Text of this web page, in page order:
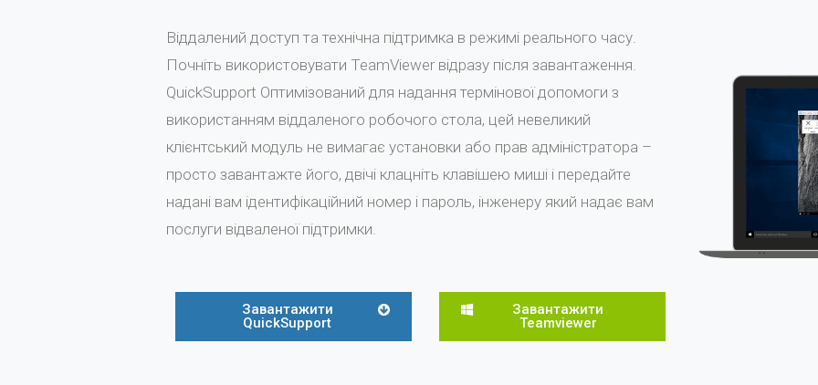
Віддалений доступ та технічна підтримка в режимі реального часу.
Почніть використовувати TeamViewer відразу після завантаження.
QuickSupport Оптимізований для надання термінової допомоги з
використанням віддаленого робочого стола, цей невеликий
клієнтський модуль не вимагає установки або прав адміністратора –
просто завантажте його, двічі клацніть клавішею миші і передайте
надані вам ідентифікаційний номер і пароль, інженеру який надає вам
послуги відваленої підтримки.
Завантажити
QuickSupport
Завантажити
Teamviewer